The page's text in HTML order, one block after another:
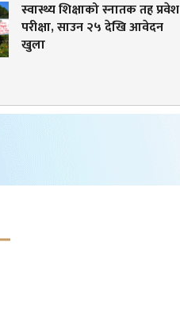
स्वास्थ्य शिक्षाको स्नातक तह प्रवेश
परीक्षा, साउन २५ देखि आवेदन
खुला